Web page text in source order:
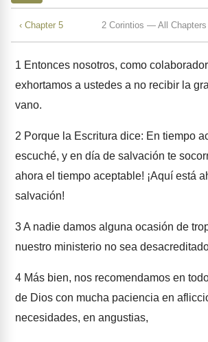
‹ Chapter 5 2 Corintios — All Chapters
1 Entonces nosotros, como
exhortamos a ustedes a no recibir la
vano.
2 Porque la Escritura dice: En tiempo
escuché, y en día de salvación te
ahora el tiempo aceptable! ¡Aquí está
salvación!
3A nadie damos alguna ocasión de
nuestro ministerio no sea
4 Más bien, nos recomendamos en
de Dios con mucha paciencia en
necesidades, en angustias,